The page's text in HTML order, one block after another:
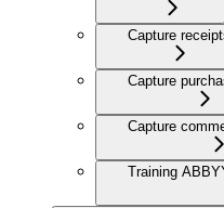
Capture
Capture
Capture
Training